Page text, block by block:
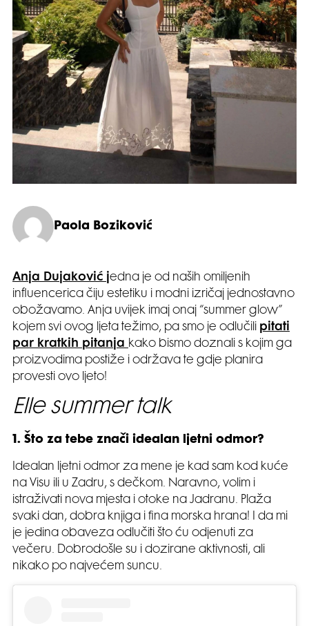
Paola Boziković
Anja Dujaković j edna je od naših omiljenih
influencerica čiju estetiku i modni izričaj jednostavno
obožavamo. Anja uvijek imaj onaj “summer glow”
kojem svi ovog ljeta težimo, pa smo je odlučili pitati
par kratkih pitanja kako bismo doznali s kojim ga
proizvodima postiže i održava te gdje planira
provesti ovo ljeto!
Elle summer talk
1. Što za tebe znači idealan ljetni odmor?
Idealan ljetni odmor za mene je kad sam kod kuće
na Visu ili u Zadru, s dečkom. Naravno, volim i
istraživati nova mjesta i otoke na Jadranu. Plaža
svaki dan, dobra knjiga i fina morska hrana! I da mi
je jedina obaveza odlučiti što ću odjenuti za
večeru. Dobrodošle su i dozirane aktivnosti, ali
nikako po najvećem suncu.